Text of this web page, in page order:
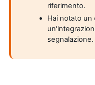
riferimento.
Hai notato un
segnalazione.